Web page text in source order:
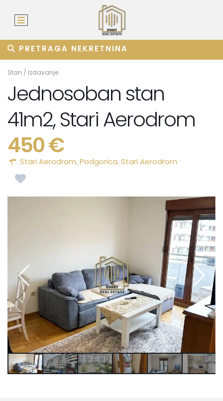
PRETRAGA NEKRETNINA
Stan / Izdavanje
Jednosoban stan
41m2, Stari Aerodrom
450 €
Stari Aerodrom,Podgorica,Stari Aerodrom